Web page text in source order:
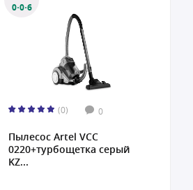
0·0·6
(0) 0
Пылесос Artel VCC
0220+турбощетка серый
KZ...